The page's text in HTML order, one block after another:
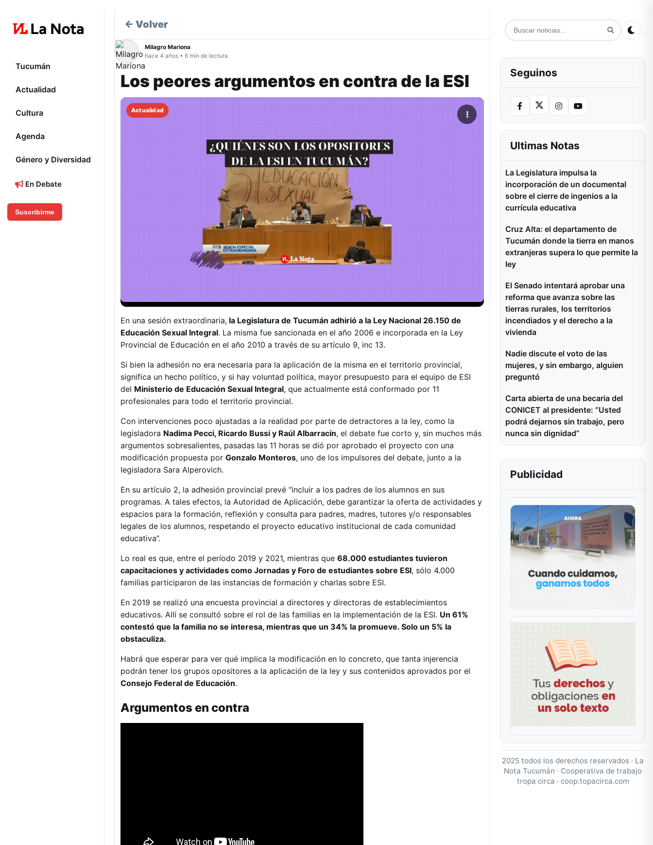
Tucumán
Actualidad
Cultura
Agenda
Género y Diversidad
En Debate
Suscribirme
← Volver
Milagro Mariona
hace 4 años • 6 min de lectura
Los peores argumentos en contra de la ESI
Actualidad
En una sesión extraordinaria, la Legislatura de Tucumán adhirió a la Ley Nacional 26.150 de
Educación Sexual Integral. La misma fue sancionada en el año 2006 e incorporada en la Ley
Provincial de Educación en el año 2010 a través de su artículo 9, inc 13.
Si bien la adhesión no era necesaria para la aplicación de la misma en el territorio provincial,
significa un hecho político, y si hay voluntad política, mayor presupuesto para el equipo de ESI
del Ministerio de Educación Sexual Integral, que actualmente está conformado por 11
profesionales para todo el territorio provincial.
Con intervenciones poco ajustadas a la realidad por parte de detractores a la ley, como la
legisladora Nadima Pecci, Ricardo Bussi y Raúl Albarracín, el debate fue corto y, sin muchos más
argumentos sobresalientes, pasadas las 11 horas se dió por aprobado el proyecto con una
modificación propuesta por Gonzalo Monteros, uno de los impulsores del debate, junto a la
legisladora Sara Alperovich.
En su artículo 2, la adhesión provincial prevé “incluir a los padres de los alumnos en sus
programas. A tales efectos, la Autoridad de Aplicación, debe garantizar la oferta de actividades y
espacios para la formación, reflexión y consulta para padres, madres, tutores y/o responsables
legales de los alumnos, respetando el proyecto educativo institucional de cada comunidad
educativa”.
Lo real es que, entre el período 2019 y 2021, mientras que 68.000 estudiantes tuvieron
capacitaciones y actividades como Jornadas y Foro de estudiantes sobre ESI, sólo 4.000
familias participaron de las instancias de formación y charlas sobre ESI.
En 2019 se realizó una encuesta provincial a directores y directoras de establecimientos
educativos. Allí se consultó sobre el rol de las familias en la implementación de la ESI. Un 61%
contestó que la familia no se interesa, mientras que un 34% la promueve. Solo un 5% la
obstaculiza.
Habrá que esperar para ver qué implica la modificación en lo concreto, que tanta injerencia
podrán tener los grupos opositores a la aplicación de la ley y sus contenidos aprovados por el
Consejo Federal de Educación.
Argumentos en contra
Seguinos
Ultimas Notas
La Legislatura impulsa la
incorporación de un documental
sobre el cierre de ingenios a la
currícula educativa
Cruz Alta: el departamento de
Tucumán donde la tierra en manos
extranjeras supera lo que permite la
ley
El Senado intentará aprobar una
reforma que avanza sobre las
tierras rurales, los territorios
incendiados y el derecho a la
vivienda
Nadie discute el voto de las
mujeres, y sin embargo, alguien
preguntó
Carta abierta de una becaria del
CONICET al presidente: “Usted
podrá dejarnos sin trabajo, pero
nunca sin dignidad”
Publicidad
2025 todos los derechos reservados · La
Nota Tucumán · Cooperativa de trabajo
tropa circa · coop.topacirca.com